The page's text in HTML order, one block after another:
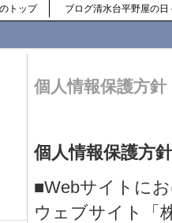
トップ ブログ清水台平野屋の日
個人情報保護方針
個人情報保護方針
■Webサイトに
ウェブサイト「